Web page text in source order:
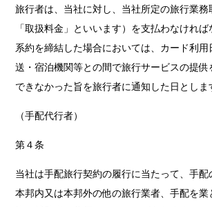
旅行者は、当社に対し、当社所定の旅行業務
「取扱料金」といいます）を支払わなけれ
系約を締結した場合においては、カード利用
送・宿泊機関等との間で旅行サービスの提供
できなかった旨を旅行者に通知した日としま
（手配代行者）
第４条
当社は手配旅行契約の履行に当たって、手配
本邦内又は本邦外の他の旅行業者、手配を業